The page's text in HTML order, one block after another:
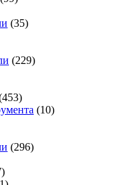
(35)
(229)
(10)
(296)